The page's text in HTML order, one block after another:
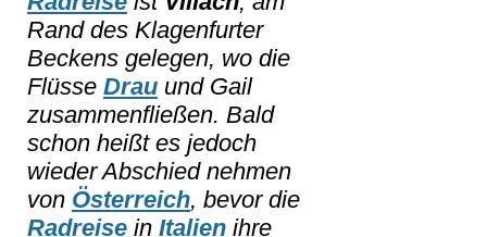
Rand des Klagenfurter
Beckens gelegen, wo die
Flüsse Drau und Gail
zusammenfließen. Bald
schon heißt es jedoch
wieder Abschied nehmen
von Österreich, bevor die
Radreise in Italien ihre